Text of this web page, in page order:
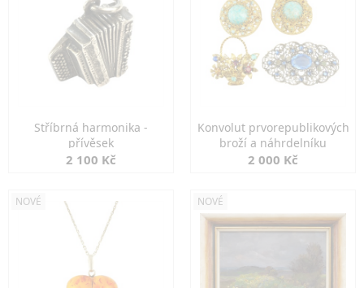
Stříbrná harmonika -
přívěsek
2 100 Kč
Konvolut prvorepublikových
broží a náhrdelníku
2 000 Kč
NOVÉ NOVÉ